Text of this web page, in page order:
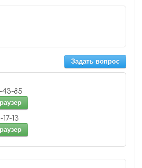
Задать вопрос
43-43-85
62-17-13